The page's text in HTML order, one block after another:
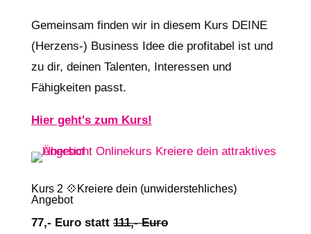
Gemeinsam finden wir in diesem Kurs DEINE
(Herzens-) Business Idee die profitabel ist und
zu dir, deinen Talenten, Interessen und
Fähigkeiten passt.
Hier geht's zum Kurs!
Kurs 2 💠Kreiere dein (unwiderstehliches)
Angebot
77,- Euro statt111,- Euro